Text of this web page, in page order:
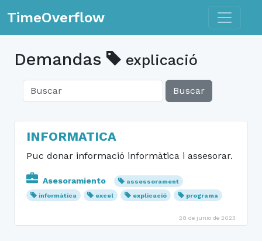
TimeOverflow Toggle
Demandas explicació
Buscar
INFORMATICA
Puc donar informació informàtica i assesorar.
Asesoramiento
assessorament
informàtica
excel explicació programa
28 de junio de 2023